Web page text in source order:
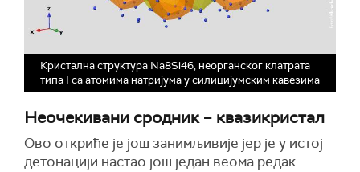
Кристална структура Na8Si46, неорганског клатрата
типа I са атомима натријума у ​​силицијумским кавезима
Неочекивани сродник – квазикристал
Ово откриће је још занимљивије јер је у истој
детонацији настао још један веома редак